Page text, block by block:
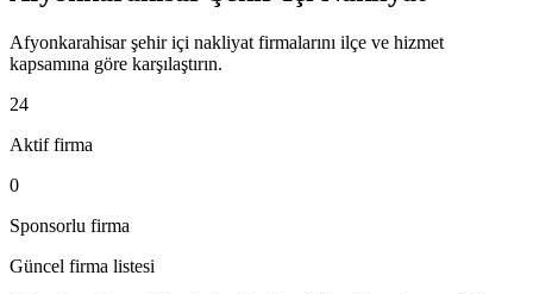
Afyonkarahisar şehir içi nakliyat firmalarını ilçe ve hizmet
kapsamına göre karşılaştırın.
24
Aktif firma
0
Sponsorlu firma
Güncel firma listesi